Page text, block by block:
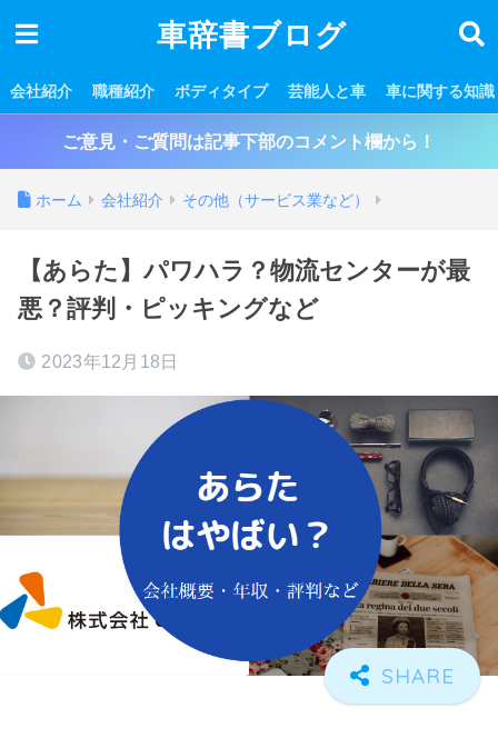
車辞書ブログ
会社紹介 職種紹介 ボディタイプ 芸能人と車 車に関する知識
ご意見・ご質問は記事下部のコメント欄から！
ホーム 会社紹介 その他（サービス業など）
【あらた】パワハラ？物流センターが最
悪？評判・ピッキングなど
2023年12月18日